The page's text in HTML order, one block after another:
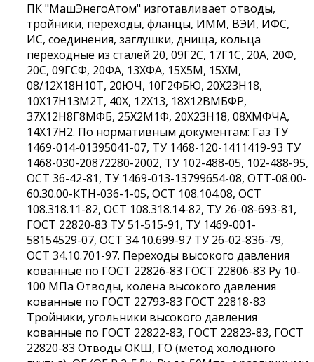
ПК "МашЭнегоАтом" изготавливает отводы,
тройники, переходы, фланцы, ИММ, ВЭИ, ИФС,
ИС, соединения, заглушки, днища, кольца
переходные из сталей 20, 09Г2С, 17Г1С, 20А, 20Ф,
20С, 09ГСФ, 20ФА, 13ХФА, 15Х5М, 15ХМ,
08/12Х18Н10Т, 20ЮЧ, 10Г2ФБЮ, 20Х23Н18,
10Х17Н13М2Т, 40Х, 12Х13, 18Х12ВМБФР,
37Х12Н8Г8МФБ, 25Х2М1Ф, 20Х23Н18, 08ХМФЧА,
14Х17Н2. По нормативным документам: Газ ТУ
1469-014-01395041-07, ТУ 1468-120-1411419-93 ТУ
1468-030-20872280-2002, ТУ 102-488-05, 102-488-95,
ОСТ 36-42-81, ТУ 1469-013-13799654-08, ОТТ-08.00-
60.30.00-КТН-036-1-05, ОСТ 108.104.08, ОСТ
108.318.11-82, ОСТ 108.318.14-82, ТУ 26-08-693-81,
ГОСТ 22820-83 ТУ 51-515-91, ТУ 1469-001-
58154529-07, ОСТ 34 10.699-97 ТУ 26-02-836-79,
ОСТ 34.10.701-97. Переходы высокого давления
кованные по ГОСТ 22826-83 ГОСТ 22806-83 Ру 10-
100 МПа Отводы, колена высокого давления
кованные по ГОСТ 22793-83 ГОСТ 22818-83
Тройники, угольники высокого давления
кованные по ГОСТ 22822-83, ГОСТ 22823-83, ГОСТ
22820-83 Отводы ОКШ, ГО (метод холодного